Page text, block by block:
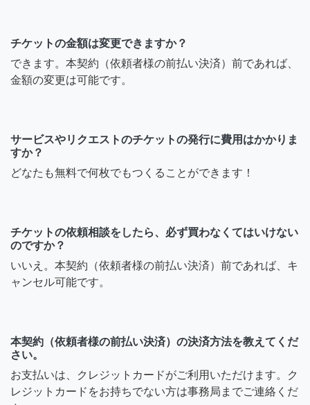
チケットの金額は変更できますか？
できます。本契約（依頼者様の前払い決済）前であれば、
金額の変更は可能です。
サービスやリクエストのチケットの発行に費用はかかりま
すか？
どなたも無料で何枚でもつくることができます！
チケットの依頼相談をしたら、必ず買わなくてはいけない
のですか？
いいえ。本契約（依頼者様の前払い決済）前であれば、キ
ャンセル可能です。
本契約（依頼者様の前払い決済）の決済方法を教えてくだ
さい。
お支払いは、クレジットカードがご利用いただけます。ク
レジットカードをお持ちでない方は事務局までご連絡くだ